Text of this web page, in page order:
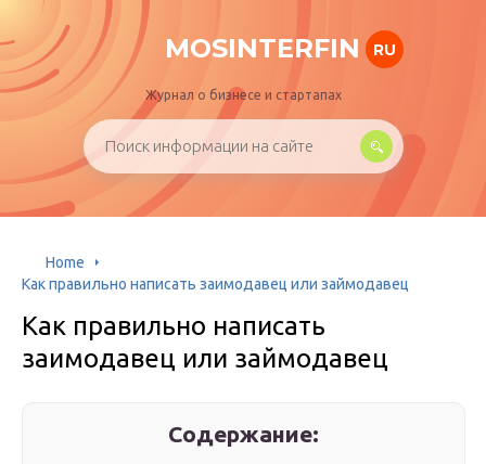
MOSINTERFIN RU
Журнал о бизнесе и стартапах
Home
Как правильно написать заимодавец или займодавец
Как правильно написать
заимодавец или займодавец
Содержание: